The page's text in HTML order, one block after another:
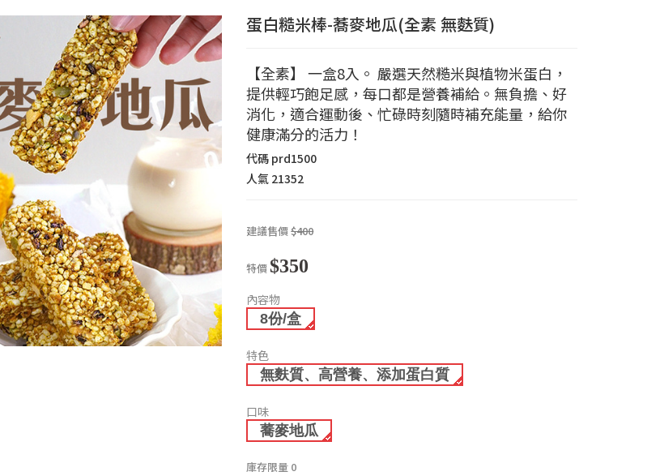
蛋白糙米棒-蕎麥地瓜(全素 無麩質)
【全素】 一盒8入。 嚴選天然糙米與植物米蛋白，
提供輕巧飽足感，每口都是營養補給。無負擔、好
消化，適合運動後、忙碌時刻隨時補充能量，給你
健康滿分的活力！
代碼 prd1500
人氣 21352
建議售價$400
特價$350
內容物
8份/盒
特色
無麩質、高營養、添加蛋白質
口味
蕎麥地瓜
庫存限量 0